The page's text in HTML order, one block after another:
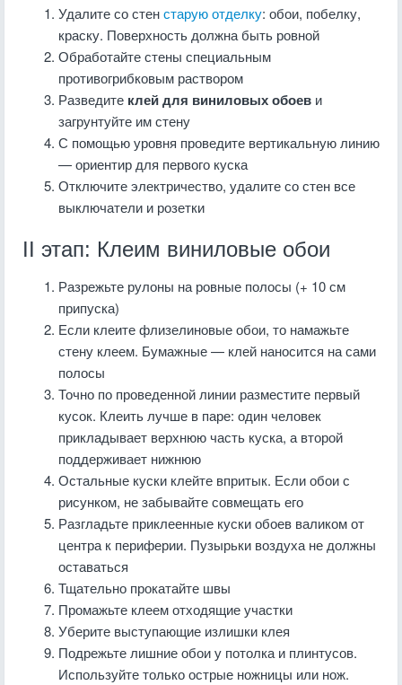
Удалите со стенстарую отделку: обои, побелку,
краску. Поверхность должна быть ровной
Обработайте стены специальным
противогрибковым раствором
Разведите клей для виниловых обоев и
загрунтуйте им стену
С помощью уровня проведите вертикальную линию
— ориентир для первого куска
Отключите электричество, удалите со стен все
выключатели и розетки
II этап: Клеим виниловые обои
Разрежьте рулоны на ровные полосы (+ 10 см
припуска)
Если клеите флизелиновые обои, то намажьте
стену клеем. Бумажные — клей наносится на сами
полосы
Точно по проведенной линии разместите первый
кусок. Клеить лучше в паре: один человек
прикладывает верхнюю часть куска, а второй
поддерживает нижнюю
Остальные куски клейте впритык. Если обои с
рисунком, не забывайте совмещать его
Разгладьте приклеенные куски обоев валиком от
центра к периферии. Пузырьки воздуха не должны
оставаться
Тщательно прокатайте швы
Промажьте клеем отходящие участки
Уберите выступающие излишки клея
Подрежьте лишние обои у потолка и плинтусов.
Используйте только острые ножницы или нож.